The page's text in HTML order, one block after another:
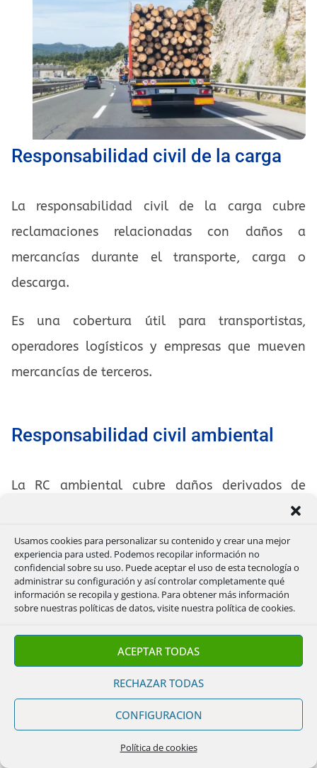
Usamos cookies para personalizar su contenido y crear una mejor
experiencia para usted. Podemos recopilar información no
confidencial sobre su uso. Puede aceptar el uso de esta tecnología o
administrar su configuración y así controlar completamente qué
información se recopila y gestiona. Para obtener más información
sobre nuestras políticas de datos, visite nuestra política de cookies.
ACEPTAR TODAS
RECHAZAR TODAS
CONFIGURACION
Política de cookies
Responsabilidad civil de la carga
La responsabilidad civil de la carga cubre
reclamaciones relacionadas con daños a
mercancías durante el transporte, carga o
descarga.
Es una cobertura útil para transportistas,
operadores logísticos y empresas que mueven
mercancías de terceros.
Responsabilidad civil ambiental
La RC ambiental cubre daños derivados de
contaminación accidental, repentina y no
intencionada. Puede afectar al suelo, agua, aire
o terceros perjudicados.
Es relevante en actividades industriales,
empresas con sustancias contaminantes.
Responsabilidad civil por objetos